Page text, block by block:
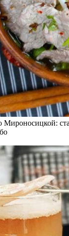
Мироносицкой: